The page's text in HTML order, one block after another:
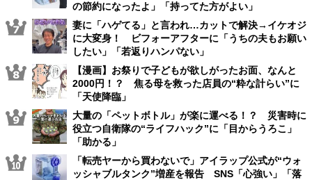
の節約になったよ」「持ってた方がよい」
妻に「ハゲてる」と言われ…カットで解決→イケオジ
に大変身！ ビフォーアフターに「うちの夫もお願い
したい」「若返りハンパない」
【漫画】お祭りで子どもが欲しがったお面、なんと
2000円！？ 焦る母を救った店員の“粋な計らい”に
「天使降臨」
大量の「ペットボトル」が楽に運べる！？ 災害時に
役立つ自衛隊の“ライフハック”に「目からうろこ」
「助かる」
「転売ヤーから買わないで」アイラップ公式が“ウォ
ッシャブルタンク”増産を報告 SNS「心強い」「落